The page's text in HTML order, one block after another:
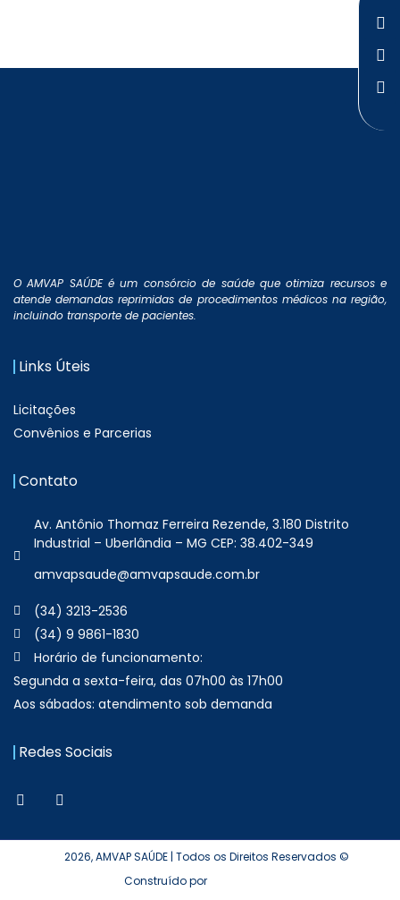
O AMVAP SAÚDE é um consórcio de saúde que otimiza recursos e
atende demandas reprimidas de procedimentos médicos na região,
incluindo transporte de pacientes.
Links Úteis
Licitações
Convênios e Parcerias
Contato
Av. Antônio Thomaz Ferreira Rezende, 3.180 Distrito
Industrial – Uberlândia – MG CEP: 38.402-349
amvapsaude@amvapsaude.com.br
(34) 3213-2536
(34) 9 9861-1830
Horário de funcionamento:
Segunda a sexta-feira, das 07h00 às 17h00
Aos sábados: atendimento sob demanda
Redes Sociais
2026, AMVAP SAÚDE | Todos os Direitos Reservados ©
Construído por